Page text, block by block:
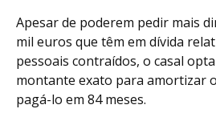
Apesar de poderem pedir mais
mil euros que têm em dívida
pessoais contraídos, o casal
montante exato para amortizar
pagá-lo em 84 meses.